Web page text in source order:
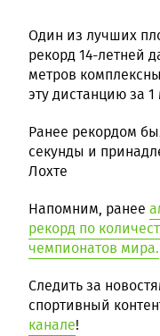
Один из лучших
рекорд 14-летней
метров
эту дистанцию за
Ранее рекордом
секунды и
Лохте
Напомним, ранее
рекорд по
чемпионатов мира.
Следить за
спортивный
канале!